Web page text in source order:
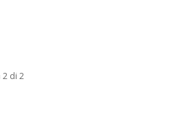
2 di 2